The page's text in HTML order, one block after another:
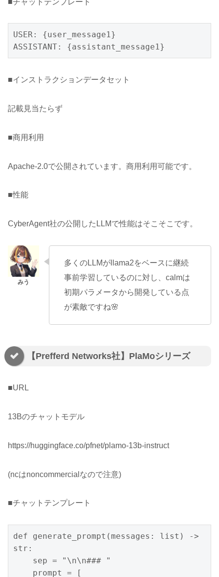
USER: {user_message1}
ASSISTANT: {assistant_message1}
■インストラクションデータセット
記載見当たらず
■商用利用
Apache-2.0で公開されています。商用利用可能です。
■性能
CyberAgent社の公開したLLMで性能はそこそこです。
多くのLLMがllama2をベースに継続
事前学習しているのに対し、calmは
初期パラメータから開発している点
が素敵ですね🌸
【Prefferd Networks社】PlaMoシリーズ
■URL
13Bのチャットモデル
https://huggingface.co/pfnet/plamo-13b-instruct
(ncはnoncommercialなので注意)
■チャットテンプレート
def generate_prompt(messages: list) ->
str: